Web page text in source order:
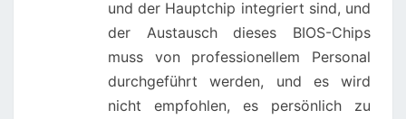
und der Hauptchip integriert sind, und
der Austausch dieses BIOS-Chips
muss von professionellem Personal
durchgeführt werden, und es wird
nicht empfohlen, es persönlich zu